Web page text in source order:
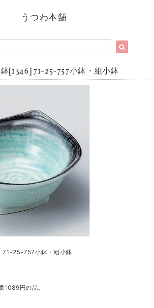
うつわ本舗
[1346] 71-25-757小鉢・組小鉢
71-25-757小鉢・組小鉢
1089円の品。